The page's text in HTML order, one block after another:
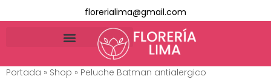
florerialima@gmail.com
Portada » Shop » Peluche Batman antialergico